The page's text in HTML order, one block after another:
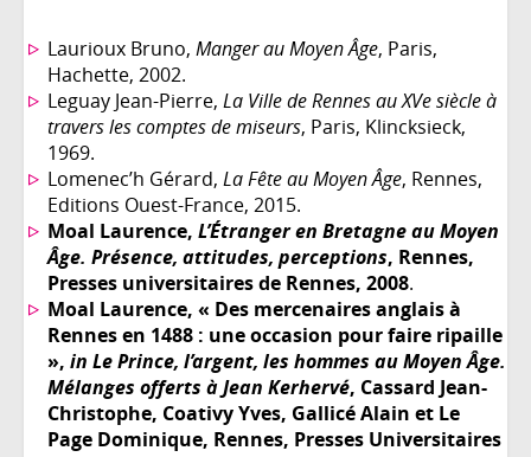
Laurioux Bruno, Manger au Moyen Âge, Paris,
Hachette, 2002.
Leguay Jean-Pierre, La Ville de Rennes au XVe siècle à
travers les comptes de miseurs, Paris, Klincksieck,
1969.
Lomenec’h Gérard, La Fête au Moyen Âge, Rennes,
Editions Ouest-France, 2015.
Moal Laurence, L’Étranger en Bretagne au Moyen
Âge. Présence, attitudes, perceptions, Rennes,
Presses universitaires de Rennes, 2008.
Moal Laurence, « Des mercenaires anglais à
Rennes en 1488 : une occasion pour faire ripaille
», in Le Prince, l’argent, les hommes au Moyen Âge.
Mélanges offerts à Jean Kerhervé, Cassard Jean-
Christophe, Coativy Yves, Gallicé Alain et Le
Page Dominique, Rennes, Presses Universitaires